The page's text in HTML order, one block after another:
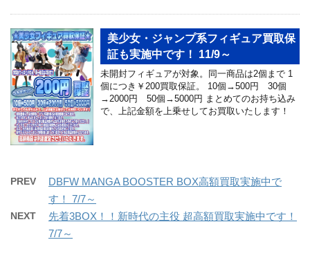
美少女・ジャンプ系フィギュア買取保
証も実施中です！ 11/9～
未開封フィギュアが対象。同一商品は2個まで 1
個につき￥200買取保証。 10個→500円 30個
→2000円 50個→5000円 まとめてのお持ち込み
で、上記金額を上乗せしてお買取いたします！
PREV
DBFW MANGA BOOSTER BOX高額買取実施中で
す！ 7/7～
NEXT
先着3BOX！！新時代の主役 超高額買取実施中です！
7/7～